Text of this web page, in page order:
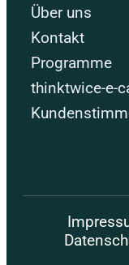
Über uns
Kontakt
Programme
thinktwice-e-